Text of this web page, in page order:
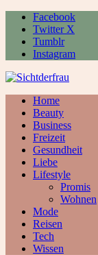
Facebook
Twitter X
Tumblr
Instagram
Home
Beauty
Business
Freizeit
Gesundheit
Liebe
Lifestyle
Promis
Wohnen
Mode
Reisen
Tech
Wissen